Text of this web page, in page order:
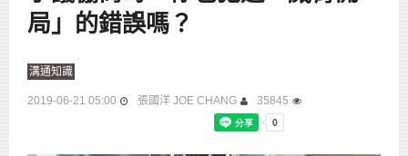
局」的錯誤嗎？
溝通知識
2019-06-21 05:00 張國洋 JOE CHANG 35845